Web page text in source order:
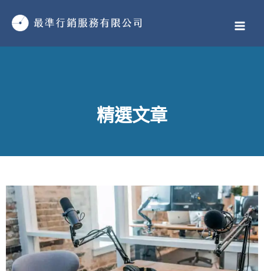
精選文章
頁
面 面 面
面
頁
面 面
頁
面
頁
面
面
頁
面
頁
面
頁
面
頁
面
頁
面
面
面
面
頁
面
頁
面
頁
面
頁
面
頁
面
頁
面
面
頁
面
頁
面
頁
面
頁
面
頁
面
頁
面
頁
面
頁
面
面
面
頁
面
頁
面